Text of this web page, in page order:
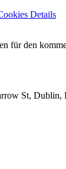
Details
für den
St, Dublin,